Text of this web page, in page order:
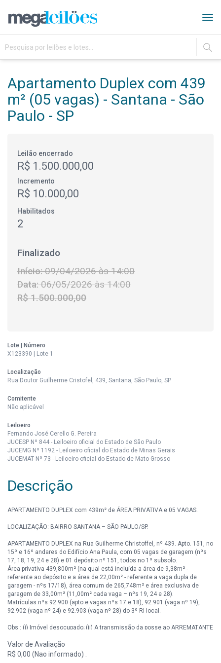
IR
Apartamento Duplex com 439
m² (05 vagas) - Santana - São
Paulo - SP
Leilão encerrado
R$ 1.500.000,00
Incremento
R$ 10.000,00
Habilitados
2
Finalizado
Início:09/04/2026 às 14:00
Data:06/05/2026 às 14:00
R$ 1.500.000,00
Lote | Número
X123390 | Lote 1
Localização
Rua Doutor Guilherme Cristofel, 439, Santana, São Paulo, SP
Comitente
Não aplicável
Leiloeiro
Fernando José Cerello G. Pereira
JUCESP Nº 844 - Leiloeiro oficial do Estado de São Paulo
JUCEMG Nº 1192 - Leiloeiro oficial do Estado de Minas Gerais
JUCEMAT Nº 73 - Leiloeiro oficial do Estado de Mato Grosso
Descrição
APARTAMENTO DUPLEX com 439m² de ÁREA PRIVATIVA e 05 VAGAS.
LOCALIZAÇÃO: BAIRRO SANTANA – SÃO PAULO/SP.
APARTAMENTO DUPLEX na Rua Guilherme Christoffel, nº 439. Apto. 151, no
15º e 16º andares do Edifício Ana Paula, com 05 vagas de garagem (nºs
17, 18, 19, 24 e 28) e 01 depósito nº 151, todos no 1º subsolo.
Área privativa 439,800m² (na qual está incluída a área de 9,38m² -
referente ao depósito e a área de 22,00m² - referente a vaga dupla de
garagem - nºs 17/18), área comum de 265,748m² e área exclusiva de
garagem de 33,00m² (11,00m² cada vaga – nºs 19, 24 e 28).
Matrículas nºs 92.900 (apto e vagas nºs 17 e 18), 92.901 (vaga nº 19),
92.902 (vaga nº 24) e 92.903 (vaga nº 28) do 3º RI local.
Obs.: (i) Imóvel desocupado; (ii) A transmissão da posse ao ARREMATANTE
arrematação e da outorga da escritura; (iii) Consta na AV.09 da Matr. nº
92.900 (apto e vaga dupla nºs 17/18) que o imóvel está alienado
Valor de Avaliação
R$ 0,00 (Nao informado) .